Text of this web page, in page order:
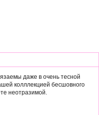
даже в очень тесной
колллекцией бесшовного
неотразимой.